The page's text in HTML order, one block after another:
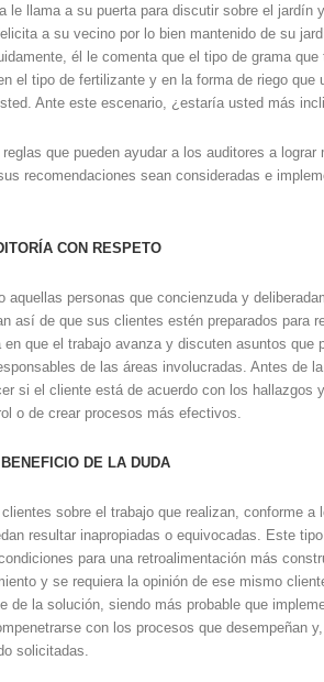
le llama a su puerta para discutir sobre el jardín
a su vecino por lo bien mantenido de su
él le comenta que el tipo de grama
el tipo de fertilizante y en la forma de riego
Ante este escenario, ¿estaría usted más
que pueden ayudar a los auditores a
recomendaciones sean consideradas e
CON RESPETO
aquellas personas que concienzuda y
así de que sus clientes estén preparados para
que el trabajo avanza y discuten asuntos que
de las áreas involucradas. Antes de
si el cliente está de acuerdo con los hallazgos
o de crear procesos más efectivos.
DE LA DUDA
sobre el trabajo que realizan, conforme
resultar inapropiadas o equivocadas. Este
para una retroalimentación más
y se requiera la opinión de ese mismo
de la solución, siendo más probable que
con los procesos que desempeñan
solicitadas.